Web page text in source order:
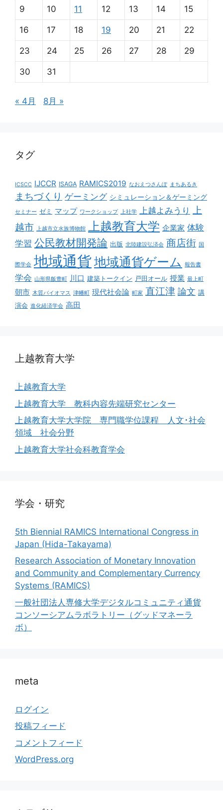
9 10 11 12 13 14 15
16 17 18 19 20 21 22
23 24 25 26 27 28 29
30 31
« 4月 8月 »
タグ
ICSCC IJCCR ISAGA RAMICS2019 なおえつさんぽ まちあるき
まちづくり ゲーミング シミュレーション＆ゲーミング
セミナー ゼミ マップ ワークショップ 上社学 上越よみうり 上
越市 上越市立水族博物館 上越教育大学 企業家 体験
学習 公民教材開発論 出版 北陸建設弘済会 商店街 国
際学会 地域通貨地域通貨ゲーム 報告書
学会 山形県飯豊町 川口 建築トークイン 戸田オール 授業 最上町
朝市 木質バイオマス 津幡町 現代社会論 町家 直江津 論文 講
演会 進化経済学会 高田
上越教育大学
上越教育大学
上越教育大学 教科内容先端研究センター
上越教育大学大学院 専門職学位課程 人文･社会
領域 社会分野
上越教育大学社会科教育学会
学会・研究
5th Biennial RAMICS International Congress in
Japan (Hida-Takayama)
Research Association of Monetary Innovation
and Community and Complementary Currency
Systems (RAMICS)
一般社団法人専修大学デジタルコミュニティ通貨
コンソーシアムラボラトリー（グッドマネーラ
ボ）
meta
ログイン
投稿フィード
コメントフィード
WordPress.org